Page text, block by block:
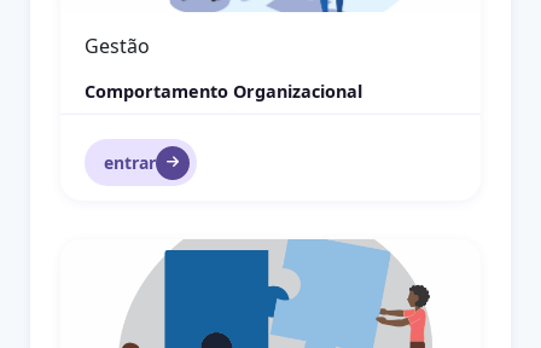
Gestão
Comportamento Organizacional
entrar
Gestão com Pessoas